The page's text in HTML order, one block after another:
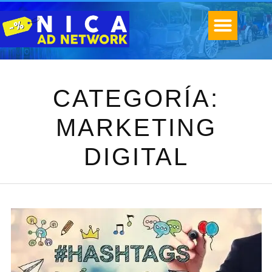
CATEGORÍA:
MARKETING
DIGITAL